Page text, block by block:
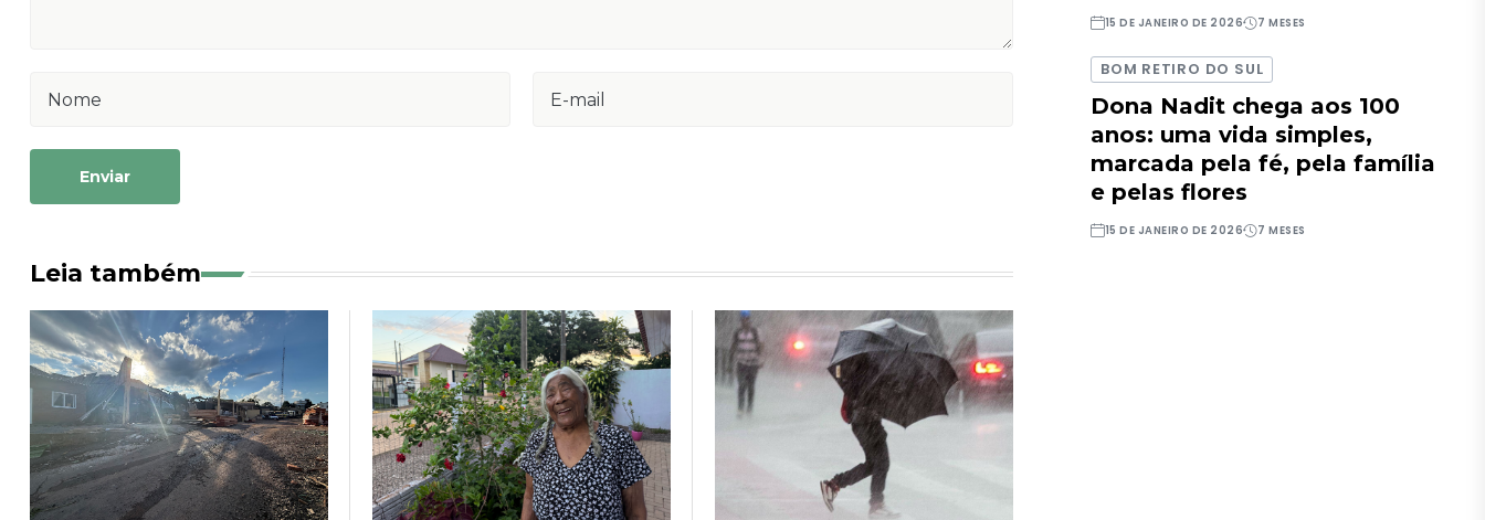
Enviar
Leia também
15 DE JANEIRO DE 2026 7 MESES
BOM RETIRO DO SUL
Dona Nadit chega aos 100
anos: uma vida simples,
marcada pela fé, pela família
e pelas flores
15 DE JANEIRO DE 2026 7 MESES